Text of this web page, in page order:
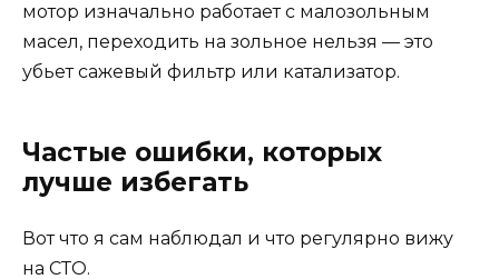
мотор изначально работает с малозольным
масел, переходить на зольное нельзя — это
убьет сажевый фильтр или катализатор.
Частые ошибки, которых
лучше избегать
Вот что я сам наблюдал и что регулярно вижу
на СТО.